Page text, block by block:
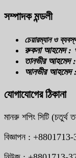
সম্পাদক মন্ডলী
চেয়ারম্যান ও
রুকনা আহমেদ :
তানভীর আহমেদ
আনভীর আহমেদ :
যোগাযোগের ঠিকানা
মানরু শপিং সিটি (চতুর্থ
বিজ্ঞাপন :